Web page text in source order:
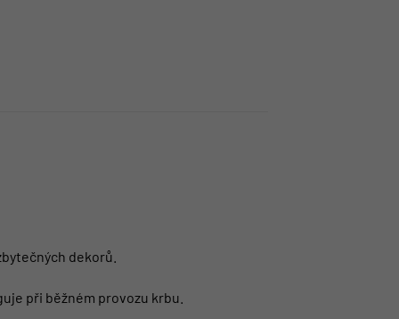
dekorů.
při běžném provozu krbu.